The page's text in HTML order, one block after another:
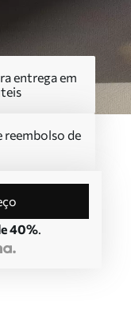
entrega em
reembolso de
40%.